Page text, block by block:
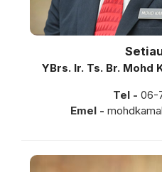
YBrs. Ir. Ts. Br. Mohd
Tel - 06-
Emel -